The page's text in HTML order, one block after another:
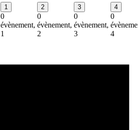
1
0
évènement,
1
2
0
évènement,
2
3
0
évènement,
3
4
0
4